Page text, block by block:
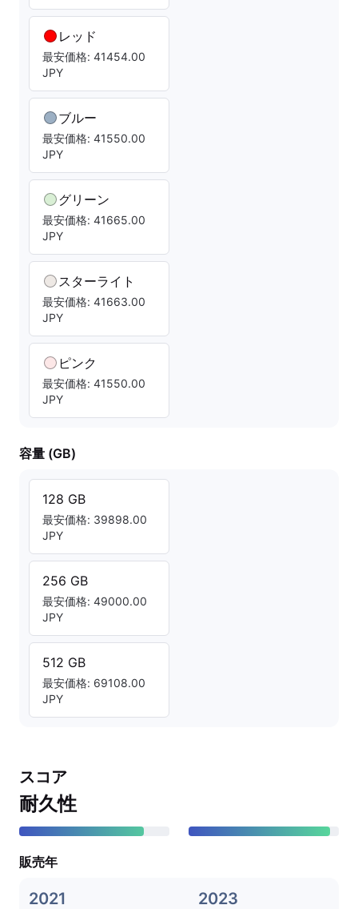
レッド
最安価格: 41454.00
JPY
ブルー
最安価格: 41550.00
JPY
グリーン
最安価格: 41665.00
JPY
スターライト
最安価格: 41663.00
JPY
ピンク
最安価格: 41550.00
JPY
容量 (GB)
128 GB
最安価格: 39898.00
JPY
256 GB
最安価格: 49000.00
JPY
512 GB
最安価格: 69108.00
JPY
スコア
耐久性
販売年
2021 2023